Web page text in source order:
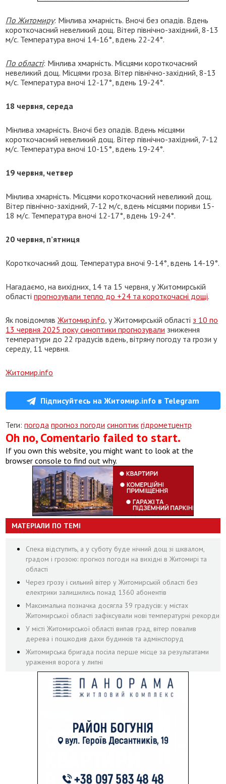
По Житомиру: Мінлива хмарність. Вночі без опадів. Вдень
короткочасний невеликий дощ. Вітер північно-західний, 8-13
м/с. Температура вночі 14-16°, вдень 22-24°.
По області: Мінлива хмарність. Місцями короткочасний
невеликий дощ. Місцями гроза. Вітер північно-західний, 8-13
м/с. Температура вночі 12-17°, вдень 19-24°.
18 червня, середа
Мінлива хмарність. Вночі без опадів. Вдень місцями
короткочасний невеликий дощ. Вітер північно-західний, 7-12
м/с. Температура вночі 10-15°, вдень 19-24°.
19 червня, четвер
Мінлива хмарність. Місцями короткочасний невеликий дощ.
Вітер північно-західний, 7-12 м/с, вдень місцями пориви 15-
18 м/с. Температура вночі 12-17°, вдень 19-24°.
20 червня, п’ятниця
Короткочасний дощ. Температура вночі 9-14°, вдень 14-19°.
Нагадаємо, на вихідних, 14 та 15 червня, у Житомирській
областіпрогнозували тепло до +24 та короткочасні дощі.
Як повідомлявЖитомир.info , у Житомирській області з 10 по
13 червня 2025 року синоптики прогнозували зниження
температури до 22 градусів вдень, вітряну погоду та грози у
середу, 11 червня.
Житомир.info
Підписуйтесь на Житомир.info в Telegram
Теги:погода прогноз погоди синоптик гідрометцентр
Oh no, Comentario failed to start.
If you own this website, you might want to look at the
browser console to find out why.
МАТЕРІАЛИ ПО ТЕМІ
Спека відступить, а у суботу буде нічний дощ зі шквалом,
градом і грозою: прогноз погоди на вихідні в Житомирі та
області
Через грозу і сильний вітер у Житомирській області без
електрики залишились понад 1360 абонентів
Максимальна позначка досягла 39 градусів: у містах
Житомирської області зафіксували нові температурні рекорди
У місті Житомирської області випав град, вітер повалив
дерева і пошкодив дахи будинків та адмінспоруд
Житомирська бригада посіла перше місце за результатами
ураження ворога у липні